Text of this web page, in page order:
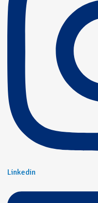
Linkedin